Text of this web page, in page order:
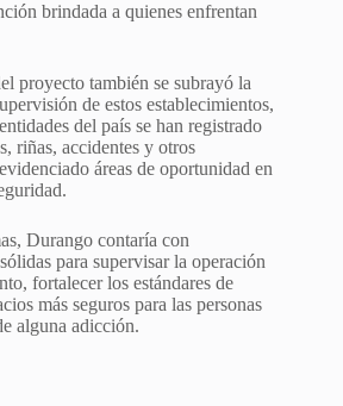
brindada a quienes enfrentan
proyecto también se subrayó la
de estos establecimientos,
del país se han registrado
riñas, accidentes y otros
áreas de oportunidad en
Durango contaría con
para supervisar la operación
fortalecer los estándares de
más seguros para las personas
alguna adicción.